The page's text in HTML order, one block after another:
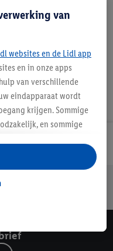
klant
van
websites en de Lidl app
en in onze apps
van verschillende
eindapparaat wordt
krijgen. Sommige
en sommige
en
van
de Lidl-diensten.
de winkel ook voor de
het personaliseren